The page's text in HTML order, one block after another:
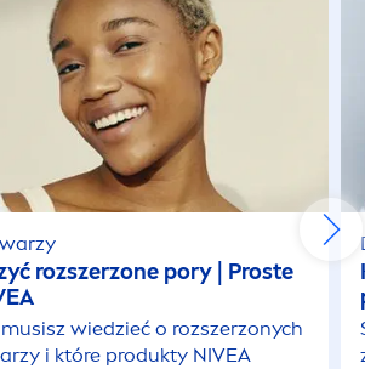
do włosów dla mężczyzn
męskie do ciała
rąk
oczy
rozszerzone pory | Proste
wiedzieć o rozszerzonych
i które produkty NIVEA